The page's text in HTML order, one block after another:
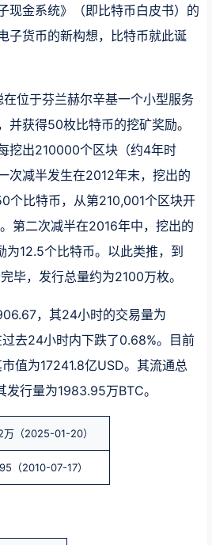
现金系统》（即比特币白皮书）的
子货币的新构想，比特币就此诞
位于芬兰赫尔辛基一个小型服务
并获得50枚比特币的挖矿奖励。
挖出210000个区块（约4年时
次减半发生在2012年末，挖出的
个比特币，从第210,001个区块开
第二次减半在2016年中，挖出的
12.5个比特币。以此类推，到
毕，发行总量约为2100万枚。
，其24小时的交易量为
去24小时内下跌了0.68%。目前
值为17241.8亿USD。其流通总
行量为1983.95万BTC。
万（2025-01-20）
（2010-07-17）